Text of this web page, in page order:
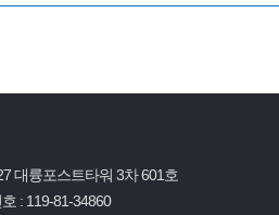
대륭포스트타워 3차 601호
: 119-81-34860